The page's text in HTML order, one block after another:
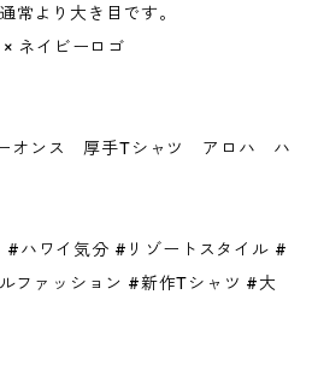
常より大き目です。
ネイビーロゴ
オンス 厚手Tシャツ アロハ ハ
#ハワイ気分 #リゾートスタイル #
ファッション #新作Tシャツ #大